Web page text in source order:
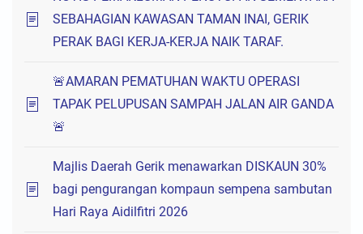
SEBAHAGIAN KAWASAN TAMAN INAI, GERIK
PERAK BAGI KERJA-KERJA NAIK TARAF.
🚨AMARAN PEMATUHAN WAKTU OPERASI
TAPAK PELUPUSAN SAMPAH JALAN AIR GANDA
🚨
Majlis Daerah Gerik menawarkan DISKAUN 30%
bagi pengurangan kompaun sempena sambutan
Hari Raya Aidilfitri 2026